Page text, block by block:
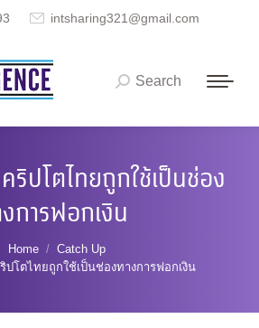
intsharing321@gmail.com
Search:
Search
ปโตไทยถูกใช้เป็นช่อง
การฟอกเงิน
Home
Catch Up
โตไทยถูกใช้เป็นช่องทางการฟอกเงิน